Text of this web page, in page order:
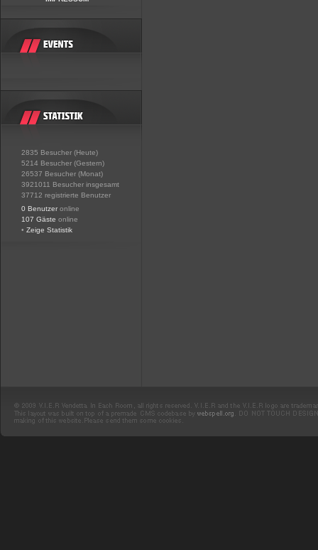
2835 Besucher (Heute)
5214 Besucher (Gestern)
26537 Besucher (Monat)
3921011 Besucher insgesamt
37712 registrierte Benutzer
0 Benutzer online
107 Gäste online
• Zeige Statistik